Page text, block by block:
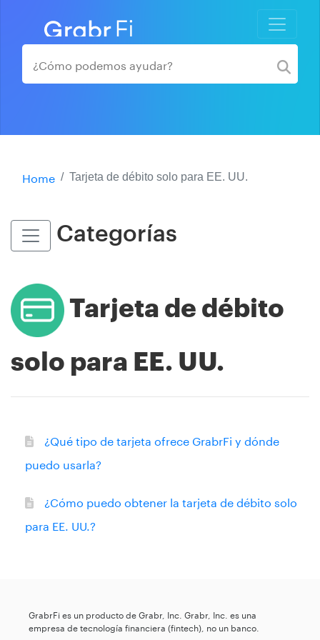
Home Tarjeta de débito solo para EE. UU.
Categorías
Tarjeta de débito
solo para EE. UU.
¿Qué tipo de tarjeta ofrece GrabrFi y dónde
puedo usarla?
¿Cómo puedo obtener la tarjeta de débito solo
para EE. UU.?
GrabrFi es un producto de Grabr, Inc. Grabr, Inc. es una
empresa de tecnología financiera (fintech), no un banco.